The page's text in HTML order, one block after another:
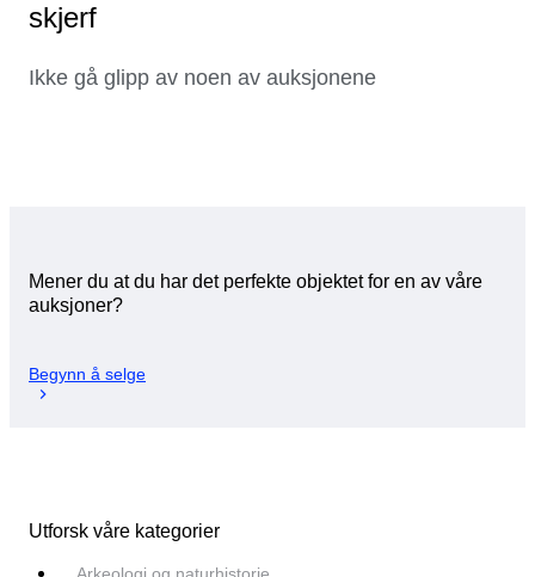
skjerf
Ikke gå glipp av noen av auksjonene
Mener du at du har det perfekte objektet for en av våre
auksjoner?
Begynn å selge
Utforsk våre kategorier